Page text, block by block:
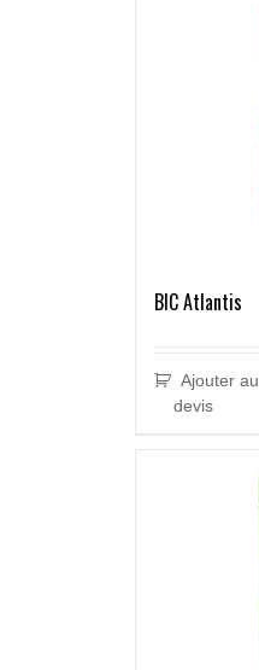
BIC Atlantis
Ajouter au
devis